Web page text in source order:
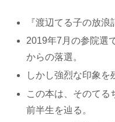
『渡辺てる子の放浪
2019年7月の参院
からの落選。
しかし強烈な印象を
この本は、そのてる
前半生を辿る。